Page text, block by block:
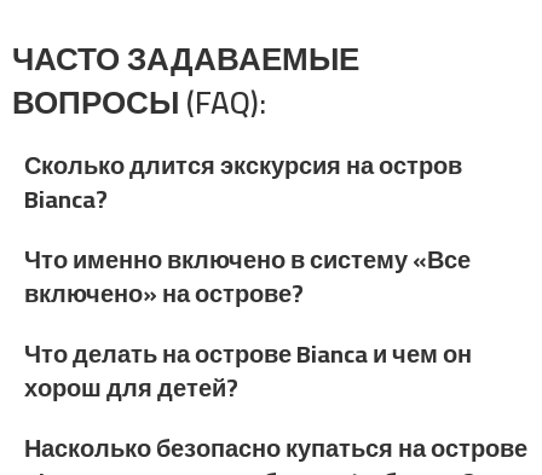
ЧАСТО ЗАДАВАЕМЫЕ
ВОПРОСЫ (FAQ):
Сколько длится экскурсия на остров
Bianca?
Что именно включено в систему «Все
включено» на острове?
Что делать на острове Bianca и чем он
хорош для детей?
Насколько безопасно купаться на острове